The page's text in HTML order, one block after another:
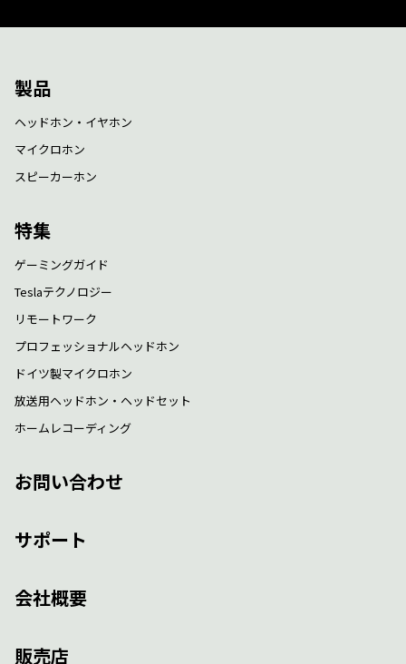
製品
ヘッドホン・イヤホン
マイクロホン
スピーカーホン
特集
ゲーミングガイド
Teslaテクノロジー
リモートワーク
プロフェッショナルヘッドホン
ドイツ製マイクロホン
放送用ヘッドホン・ヘッドセット
ホームレコーディング
お問い合わせ
サポート
会社概要
販売店